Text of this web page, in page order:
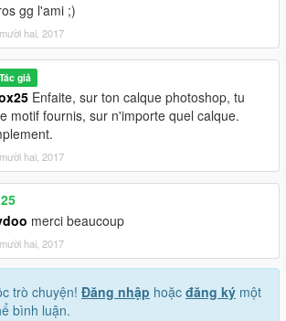
obligatorily.
I use them on this model: https://fr.gta5-
vl-croix-rouge-francaise-ford-explorer
games:)
gg l'ami ;)
hai, 2017
Tác giả
Enfaite, sur ton calque photoshop, tu
motif fournis, sur n'importe quel calque.
hai, 2017
merci beaucoup
hai, 2017
trò chuyện! Đăng nhập hoặc đăng ký một
bình luận.